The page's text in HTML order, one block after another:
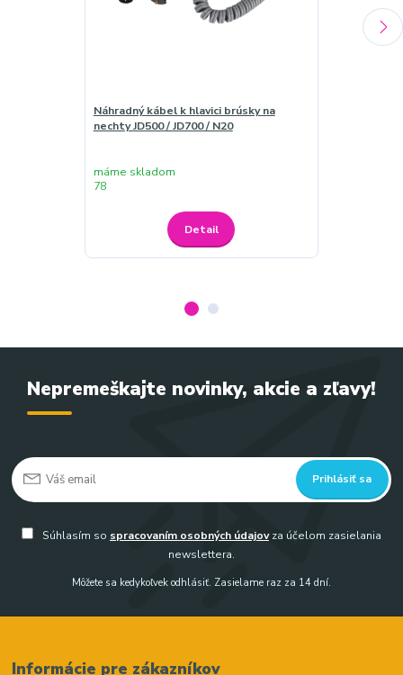
Náhradný kábel k hlavici brúsky na
nechty JD500 / JD700 / N20
máme skladom
78
Detail
Nepremeškajte novinky, akcie a zľavy!
Prihlásiť sa
Súhlasím so spracovaním osobných údajovza účelom zasielania
newslettera.
Môžete sa kedykoľvek odhlásiť. Zasielame raz za 14 dní.
Informácie pre zákazníkov